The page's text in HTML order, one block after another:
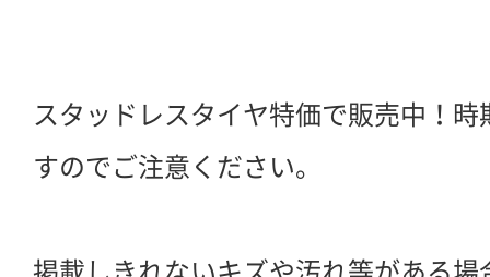
スタッドレスタイヤ特価で販売中！
すのでご注意ください。
掲載しきれないキズや汚れ等がある場